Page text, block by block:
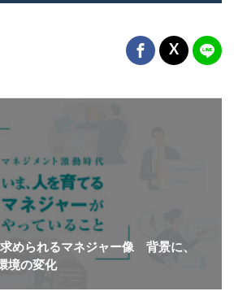
められるマネジャー像 背景に、
境の変化